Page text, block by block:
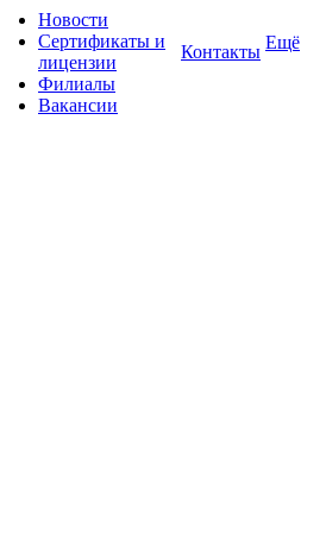
Новости
Сертификаты и
лицензии
Филиалы
Вакансии
Контакты Ещё